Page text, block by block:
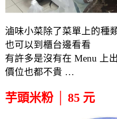
滷味小菜除了菜單上的種
也可以到櫃台邊看看
有許多是沒有在 Menu 上
價位也都不貴 …
芋頭米粉 │ 85 元